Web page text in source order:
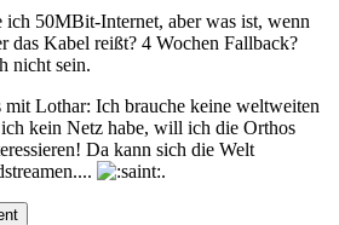
ich 50MBit-Internet, aber was ist, wenn
das Kabel reißt? 4 Wochen Fallback?
nicht sein.
mit Lothar: Ich brauche keine weltweiten
kein Netz habe, will ich die Orthos
Da kann sich die Welt
.